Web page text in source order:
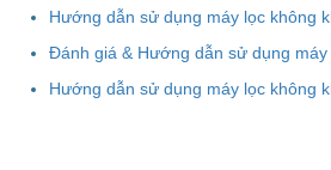
Hướng dẫn sử dụng máy lọc không
Đánh giá & Hướng dẫn sử dụng
Hướng dẫn sử dụng máy lọc không